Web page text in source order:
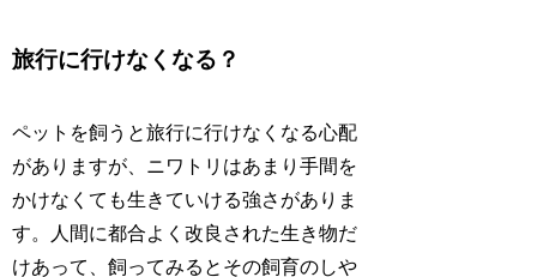
旅行に行けなくなる？
ペットを飼うと旅行に行けなくなる心配
がありますが、ニワトリはあまり手間を
かけなくても生きていける強さがありま
す。人間に都合よく改良された生き物だ
けあって、飼ってみるとその飼育のしや